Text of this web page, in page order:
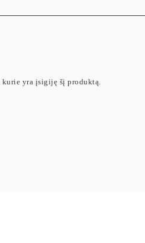
yra įsigiję šį produktą.